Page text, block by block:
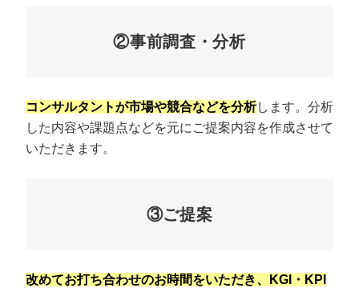
②事前調査・分析
コンサルタントが市場や競合などを分析します。分析
した内容や課題点などを元にご提案内容を作成させて
いただきます。
③ご提案
改めてお打ち合わせのお時間をいただき、KGI・KPI